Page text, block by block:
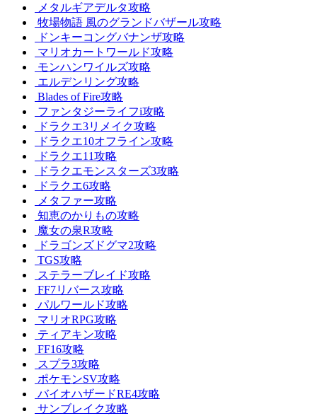
メタルギアデルタ攻略
牧場物語 風のグランドバザール攻略
ドンキーコングバナンザ攻略
マリオカートワールド攻略
モンハンワイルズ攻略
エルデンリング攻略
Blades of Fire攻略
ファンタジーライフi攻略
ドラクエ3リメイク攻略
ドラクエ10オフライン攻略
ドラクエ11攻略
ドラクエモンスターズ3攻略
ドラクエ6攻略
メタファー攻略
知恵のかりもの攻略
魔女の泉R攻略
ドラゴンズドグマ2攻略
TGS攻略
ステラーブレイド攻略
FF7リバース攻略
パルワールド攻略
マリオRPG攻略
ティアキン攻略
FF16攻略
スプラ3攻略
ポケモンSV攻略
バイオハザードRE4攻略
サンブレイク攻略